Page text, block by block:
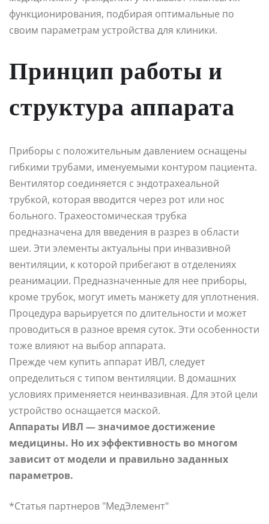
функционирования, подбирая оптимальные по
своим параметрам устройства для клиники.
Принцип работы и
структура аппарата
Приборы с положительным давлением оснащены
гибкими трубами, именуемыми контуром пациента.
Вентилятор соединяется с эндотрахеальной
трубкой, которая вводится через рот или нос
больного. Трахеостомическая трубка
предназначена для введения в разрез в области
шеи. Эти элементы актуальны при инвазивной
вентиляции, к которой прибегают в отделениях
реанимации. Предназначенные для нее приборы,
кроме трубок, могут иметь манжету для уплотнения.
Процедура варьируется по длительности и может
проводиться в разное время суток. Эти особенности
тоже влияют на выбор аппарата.
Прежде чем купить аппарат ИВЛ, следует
определиться с типом вентиляции. В домашних
условиях применяется неинвазивная. Для этой цели
устройство оснащается маской.
Аппараты ИВЛ — значимое достижение
медицины. Но их эффективность во многом
зависит от модели и правильно заданных
параметров.
*Статья партнеров "МедЭлемент"